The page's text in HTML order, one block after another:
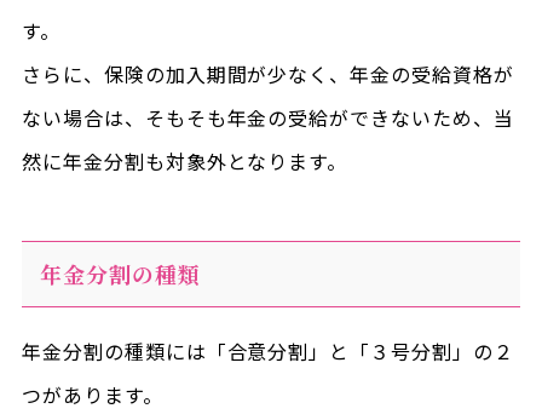
す。
さらに、保険の加入期間が少なく、年金の受給資格が
ない場合は、そもそも年金の受給ができないため、当
然に年金分割も対象外となります。
年金分割の種類
年金分割の種類には「合意分割」と「３号分割」の２
つがあります。